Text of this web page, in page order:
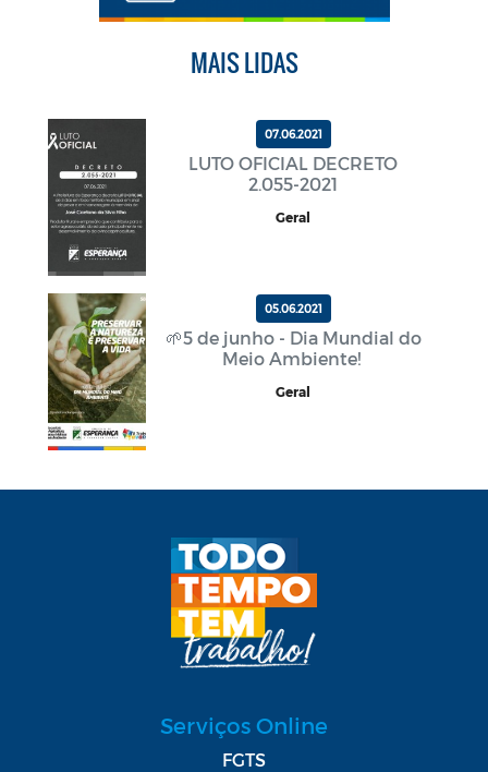
MAIS LIDAS
07.06.2021
LUTO OFICIAL DECRETO
2.055-2021
Geral
05.06.2021
🌱5 de junho - Dia Mundial do
Meio Ambiente!
Geral
Serviços Online
FGTS